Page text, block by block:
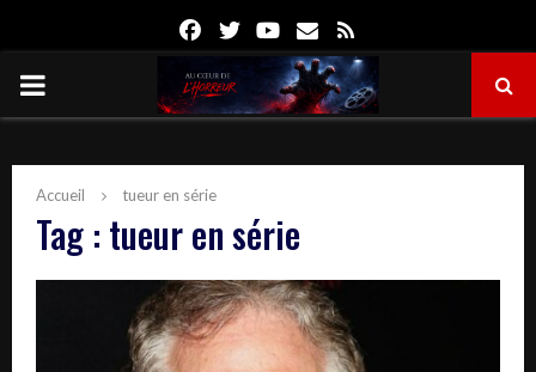
FacebookTwitterYoutube
Email
PRIMARY
Accueil tueur en série
Tag : tueur en série